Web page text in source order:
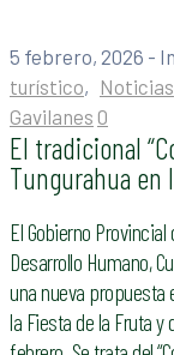
5 febrero, 2026 - In
turístico‚ Noticias
Gavilanes 0
El tradicional
Tungurahua en
El Gobierno
Desarrollo Humano,
una nueva propuesta
la Fiesta de la Fruta y